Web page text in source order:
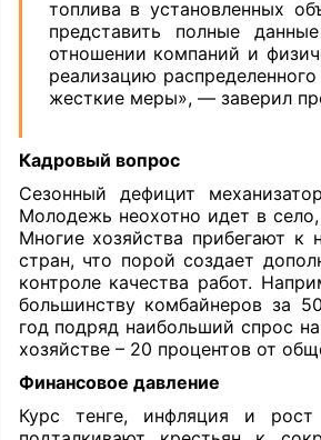
топлива в установленных
представить полные
отношении компаний и
реализацию
жесткие меры», — заверил
Кадровый вопрос
Сезонный дефицит
Молодежь неохотно идет в
Многие хозяйства прибегают к
стран, что порой создает
контроле качества работ.
большинству комбайнеров за
год подряд наибольший спрос
хозяйстве – 20 процентов от
Финансовое давление
Курс тенге, инфляция и